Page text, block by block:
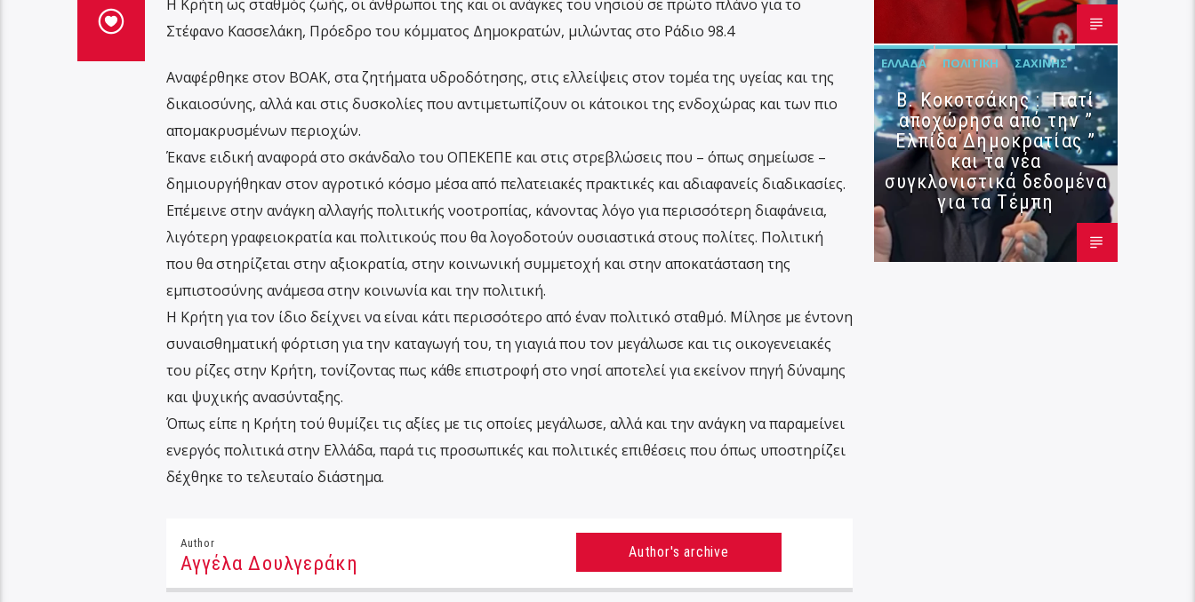
Η Κρήτη ως σταθμός ζωής, οι άνθρωποι της και οι ανάγκες του νησιού σε πρώτο πλάνο για το
Στέφανο Κασσελάκη, Πρόεδρο του κόμματος Δημοκρατών, μιλώντας στο Ράδιο 98.4
Αναφέρθηκε στον ΒΟΑΚ, στα ζητήματα υδροδότησης, στις ελλείψεις στον τομέα της υγείας και της
δικαιοσύνης, αλλά και στις δυσκολίες που αντιμετωπίζουν οι κάτοικοι της ενδοχώρας και των πιο
απομακρυσμένων περιοχών.
Έκανε ειδική αναφορά στο σκάνδαλο του ΟΠΕΚΕΠΕ και στις στρεβλώσεις που – όπως σημείωσε –
δημιουργήθηκαν στον αγροτικό κόσμο μέσα από πελατειακές πρακτικές και αδιαφανείς διαδικασίες.
Επέμεινε στην ανάγκη αλλαγής πολιτικής νοοτροπίας, κάνοντας λόγο για περισσότερη διαφάνεια,
λιγότερη γραφειοκρατία και πολιτικούς που θα λογοδοτούν ουσιαστικά στους πολίτες. Πολιτική
που θα στηρίζεται στην αξιοκρατία, στην κοινωνική συμμετοχή και στην αποκατάσταση της
εμπιστοσύνης ανάμεσα στην κοινωνία και την πολιτική.
Η Κρήτη για τον ίδιο δείχνει να είναι κάτι περισσότερο από έναν πολιτικό σταθμό. Μίλησε με έντονη
συναισθηματική φόρτιση για την καταγωγή του, τη γιαγιά που τον μεγάλωσε και τις οικογενειακές
του ρίζες στην Κρήτη, τονίζοντας πως κάθε επιστροφή στο νησί αποτελεί για εκείνον πηγή δύναμης
και ψυχικής ανασύνταξης.
Όπως είπε η Κρήτη τού θυμίζει τις αξίες με τις οποίες μεγάλωσε, αλλά και την ανάγκη να παραμείνει
ενεργός πολιτικά στην Ελλάδα, παρά τις προσωπικές και πολιτικές επιθέσεις που όπως υποστηρίζει
δέχθηκε το τελευταίο διάστημα.
Author
Αγγέλα Δουλγεράκη Author's archive
ΕΛΛΆΔΑ ΠΟΛΙΤΙΚΉ ΣΑΧΊΝΗΣ
Β. Κοκοτσάκης : Γιατί
αποχώρησα από την ”
Ελπίδα Δημοκρατίας ”
και τα νέα
συγκλονιστικά δεδομένα
για τα Τέμπη